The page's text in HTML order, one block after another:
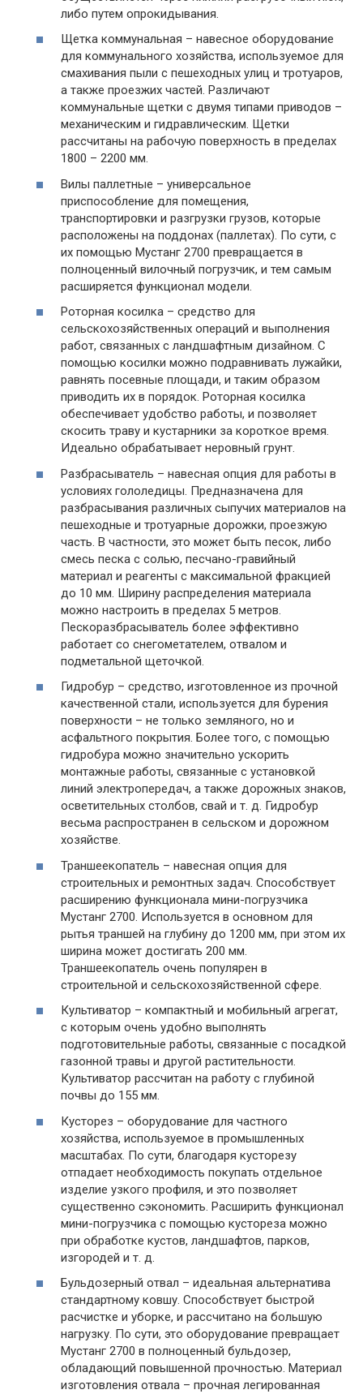
либо путем опрокидывания.
Щетка коммунальная – навесное оборудование
для коммунального хозяйства, используемое для
смахивания пыли с пешеходных улиц и тротуаров,
а также проезжих частей. Различают
коммунальные щетки с двумя типами приводов –
механическим и гидравлическим. Щетки
рассчитаны на рабочую поверхность в пределах
1800 – 2200 мм.
Вилы паллетные – универсальное
приспособление для помещения,
транспортировки и разгрузки грузов, которые
расположены на поддонах (паллетах). По сути, с
их помощью Мустанг 2700 превращается в
полноценный вилочный погрузчик, и тем самым
расширяется функционал модели.
Роторная косилка – средство для
сельскохозяйственных операций и выполнения
работ, связанных с ландшафтным дизайном. С
помощью косилки можно подравнивать лужайки,
равнять посевные площади, и таким образом
приводить их в порядок. Роторная косилка
обеспечивает удобство работы, и позволяет
скосить траву и кустарники за короткое время.
Идеально обрабатывает неровный грунт.
Разбрасыватель – навесная опция для работы в
условиях гололедицы. Предназначена для
разбрасывания различных сыпучих материалов на
пешеходные и тротуарные дорожки, проезжую
часть. В частности, это может быть песок, либо
смесь песка с солью, песчано-гравийный
материал и реагенты с максимальной фракцией
до 10 мм. Ширину распределения материала
можно настроить в пределах 5 метров.
Пескоразбрасыватель более эффективно
работает со снегометателем, отвалом и
подметальной щеточкой.
Гидробур – средство, изготовленное из прочной
качественной стали, используется для бурения
поверхности – не только земляного, но и
асфальтного покрытия. Более того, с помощью
гидробура можно значительно ускорить
монтажные работы, связанные с установкой
линий электропередач, а также дорожных знаков,
осветительных столбов, свай и т. д. Гидробур
весьма распространен в сельском и дорожном
хозяйстве.
Траншеекопатель – навесная опция для
строительных и ремонтных задач. Способствует
расширению функционала мини-погрузчика
Мустанг 2700. Используется в основном для
рытья траншей на глубину до 1200 мм, при этом их
ширина может достигать 200 мм.
Траншеекопатель очень популярен в
строительной и сельскохозяйственной сфере.
Культиватор – компактный и мобильный агрегат,
с которым очень удобно выполнять
подготовительные работы, связанные с посадкой
газонной травы и другой растительности.
Культиватор рассчитан на работу с глубиной
почвы до 155 мм.
Кусторез – оборудование для частного
хозяйства, используемое в промышленных
масштабах. По сути, благодаря кусторезу
отпадает необходимость покупать отдельное
изделие узкого профиля, и это позволяет
существенно сэкономить. Расширить функционал
мини-погрузчика с помощью кустореза можно
при обработке кустов, ландшафтов, парков,
изгородей и т. д.
Бульдозерный отвал – идеальная альтернатива
стандартному ковшу. Способствует быстрой
расчистке и уборке, и рассчитано на большую
нагрузку. По сути, это оборудование превращает
Мустанг 2700 в полноценный бульдозер,
обладающий повышенной прочностью. Материал
изготовления отвала – прочная легированная